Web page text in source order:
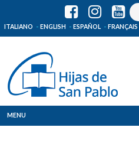
ITALIANO ENGLISH ESPAÑOL FRANÇAIS
MENU